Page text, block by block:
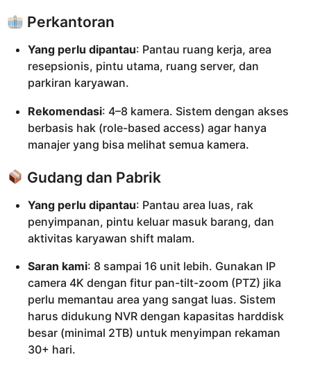
Perkantoran
Yang perlu dipantau: Pantau ruang kerja, area
resepsionis, pintu utama, ruang server, dan
parkiran karyawan.
Rekomendasi: 4–8 kamera. Sistem dengan akses
berbasis hak (role-based access) agar hanya
manajer yang bisa melihat semua kamera.
Gudang dan Pabrik
Yang perlu dipantau: Pantau area luas, rak
penyimpanan, pintu keluar masuk barang, dan
aktivitas karyawan shift malam.
Saran kami: 8 sampai 16 unit lebih. Gunakan IP
camera 4K dengan fitur pan-tilt-zoom (PTZ) jika
perlu memantau area yang sangat luas. Sistem
harus didukung NVR dengan kapasitas harddisk
besar (minimal 2TB) untuk menyimpan rekaman
30+ hari.